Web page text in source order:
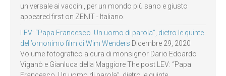
universale ai vaccini, per un mondo più sano e giusto
appeared first on ZENIT - Italiano.
LEV: “Papa Francesco. Un uomo di parola”, dietro le quinte
dell’omonimo film di Wim Wenders Dicembre 29, 2020
Volume fotografico a cura di monsignor Dario Edoardo
Viganò e Gianluca della Maggiore The post LEV: “Papa